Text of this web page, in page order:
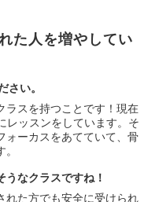
た人を増やしてい
い。
スを持つことです！現在
レッスンをしています。そ
ォーカスをあてていて、骨
なクラスですね！
た方でも安全に受けられ